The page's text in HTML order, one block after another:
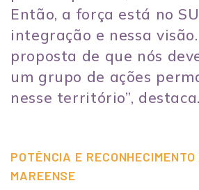
Então, a força está no
integração e nessa
proposta de que nós
um grupo de ações
nesse território”, destaca.
POTÊNCIA E
MAREENSE